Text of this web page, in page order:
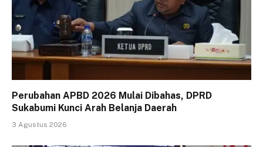
Perubahan APBD 2026 Mulai Dibahas, DPRD
Sukabumi Kunci Arah Belanja Daerah
3 Agustus 2026